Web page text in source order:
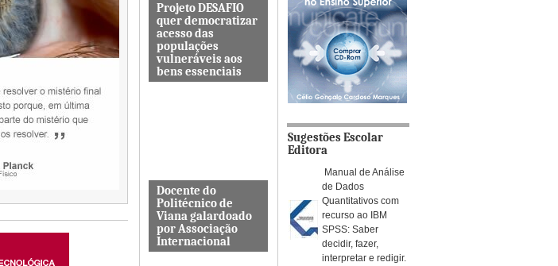
Projeto DESAFIO
quer democratizar
acesso das
populações
vulneráveis aos
bens essenciais
Docente do
Politécnico de
Viana galardoado
por Associação
Internacional
Sugestões Escolar
Editora
Manual de Análise
de Dados
Quantitativos com
recurso ao IBM
SPSS: Saber
decidir, fazer,
interpretar e redigir.